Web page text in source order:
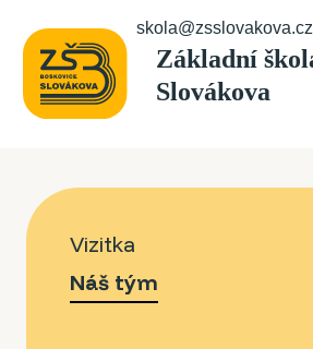
skola@zsslovakova.cz
Vizitka
Náš tým